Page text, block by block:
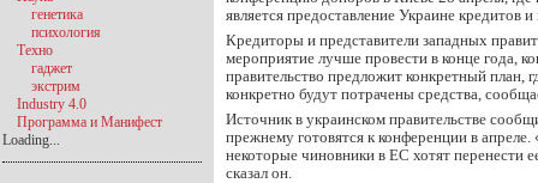
является предоставление Украине кредитов
Кредиторы и представители западных
мероприятие лучше провести в конце года,
правительство предложит конкретный план,
конкретно будут потрачены средства,
Источник в украинском правительстве
прежнему готовятся к конференции в
некоторые чиновники в ЕС хотят перенести
сказал он.
генетика
психология
Техно
гаджет
экстрим
Industry 4.0
Программа и Манифест
Loading...